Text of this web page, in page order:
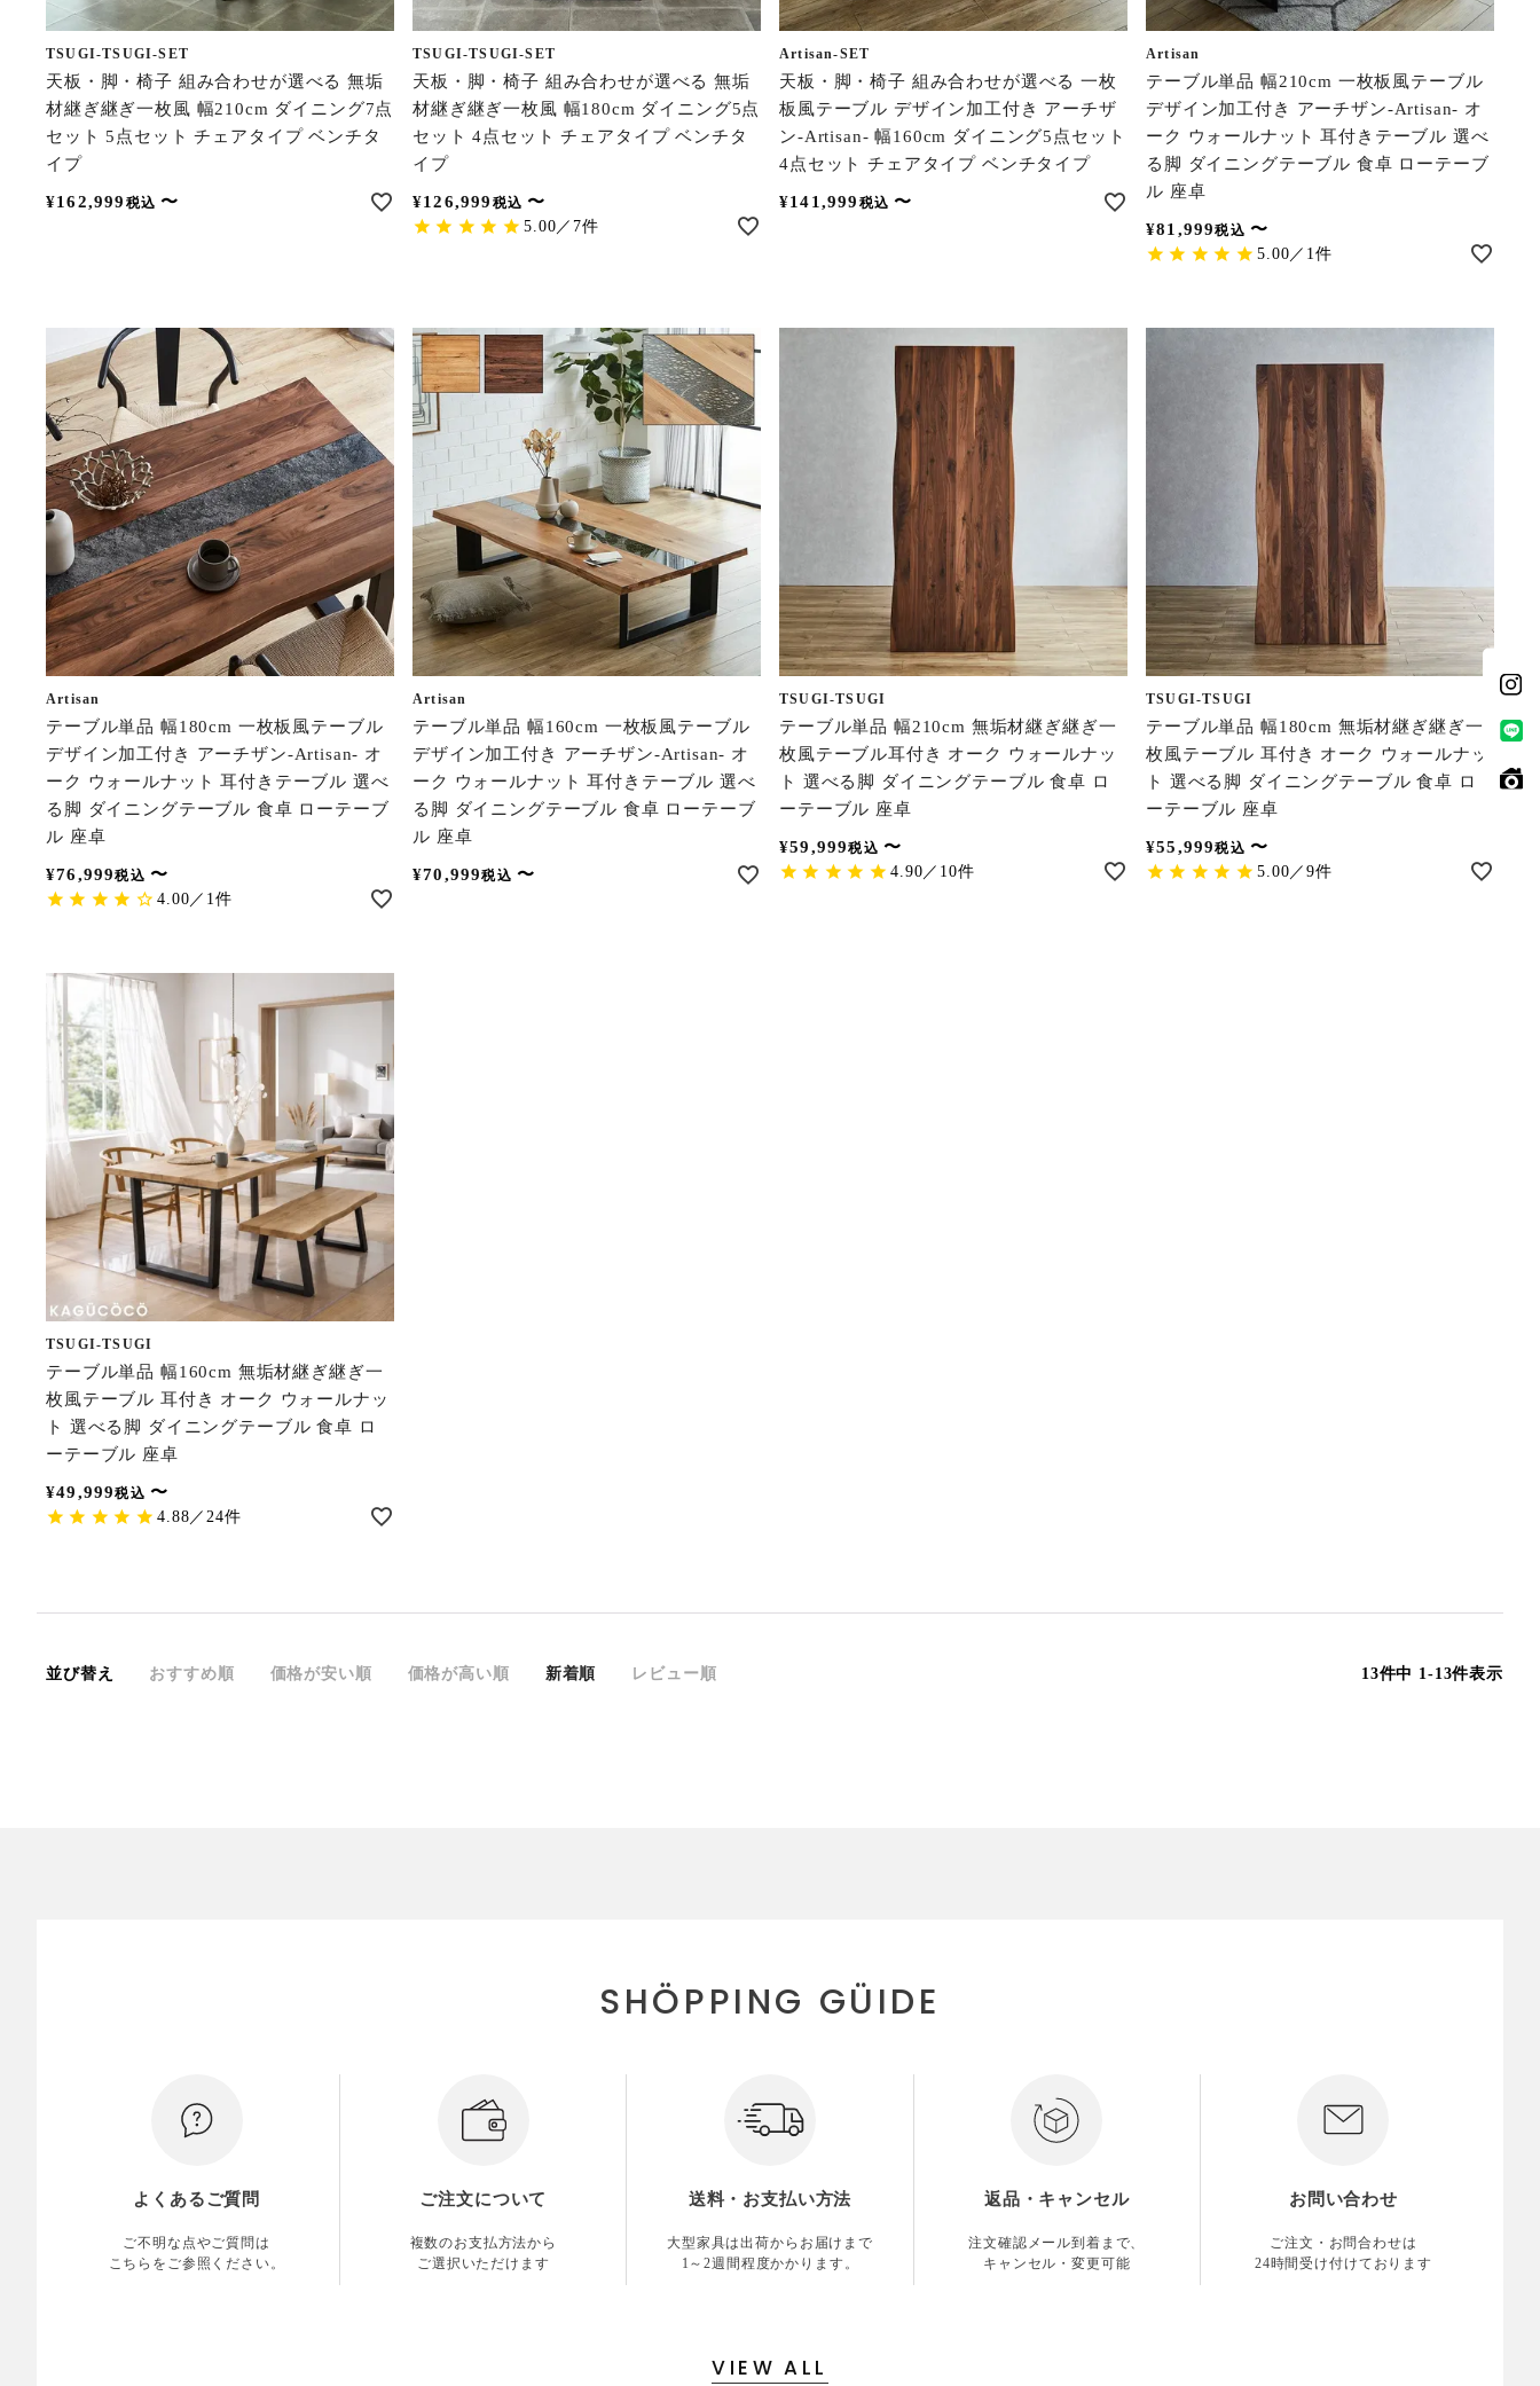
TSUGI-TSUGI-SET
天板・脚・椅子 組み合わせが選べる 無垢
材継ぎ継ぎ一枚風 幅210cm ダイニング7点
セット 5点セット チェアタイプ ベンチタ
イプ
¥162,999 税込 〜
TSUGI-TSUGI-SET
天板・脚・椅子 組み合わせが選べる 無垢
材継ぎ継ぎ一枚風 幅180cm ダイニング5点
セット 4点セット チェアタイプ ベンチタ
イプ
¥126,999 税込 〜
5.00／7件
Artisan-SET
天板・脚・椅子 組み合わせが選べる 一枚
板風テーブル デザイン加工付き アーチザ
ン-Artisan- 幅160cm ダイニング5点セット
4点セット チェアタイプ ベンチタイプ
¥141,999 税込 〜
Artisan
テーブル単品 幅210cm 一枚板風テーブル
デザイン加工付き アーチザン-Artisan- オ
ーク ウォールナット 耳付きテーブル 選べ
る脚 ダイニングテーブル 食卓 ローテーブ
ル 座卓
¥81,999税込 〜
5.00／1件
Artisan
テーブル単品 幅180cm 一枚板風テーブル
デザイン加工付き アーチザン-Artisan- オ
ーク ウォールナット 耳付きテーブル 選べ
る脚 ダイニングテーブル 食卓 ローテーブ
ル 座卓
¥76,999税込 〜
4.00／1件
Artisan
テーブル単品 幅160cm 一枚板風テーブル
デザイン加工付き アーチザン-Artisan- オ
ーク ウォールナット 耳付きテーブル 選べ
る脚 ダイニングテーブル 食卓 ローテーブ
ル 座卓
¥70,999税込 〜
TSUGI-TSUGI
テーブル単品 幅210cm 無垢材継ぎ継ぎ一
枚風テーブル耳付き オーク ウォールナッ
ト 選べる脚 ダイニングテーブル 食卓 ロ
ーテーブル 座卓
¥59,999税込 〜
4.90／10件
TSUGI-TSUGI
テーブル単品 幅180cm 無垢材継ぎ継ぎ一
枚風テーブル 耳付き オーク ウォールナッ
ト 選べる脚 ダイニングテーブル 食卓 ロ
ーテーブル 座卓
¥55,999税込 〜
5.00／9件
TSUGI-TSUGI
テーブル単品 幅160cm 無垢材継ぎ継ぎ一
枚風テーブル 耳付き オーク ウォールナッ
ト 選べる脚 ダイニングテーブル 食卓 ロ
ーテーブル 座卓
¥49,999税込 〜
4.88／24件
並び替え おすすめ順 価格が安い順 価格が高い順 新着順 レビュー順 13件中 1-13件表示
SHÖPPING GÜIDE
よくあるご質問
ご不明な点やご質問は
こちらをご参照ください。
ご注文について
複数のお支払方法から
ご選択いただけます
送料・お支払い方法
大型家具は出荷からお届けまで
1～2週間程度かかります。
返品・キャンセル
注文確認メール到着まで、
キャンセル・変更可能
お問い合わせ
ご注文・お問合わせは
24時間受け付けております
VIEW ALL